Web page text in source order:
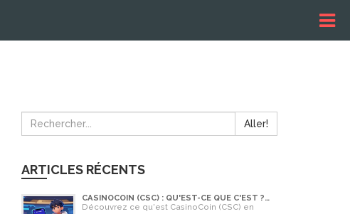
Aller!
ARTICLES RÉCENTS
CASINOCOIN (CSC) : QU'EST-CE QUE C'EST ?
GUIDE COMPLET, TOKENOMICS ET AVENIR EN
Découvrez ce qu'est CasinoCoin (CSC) en